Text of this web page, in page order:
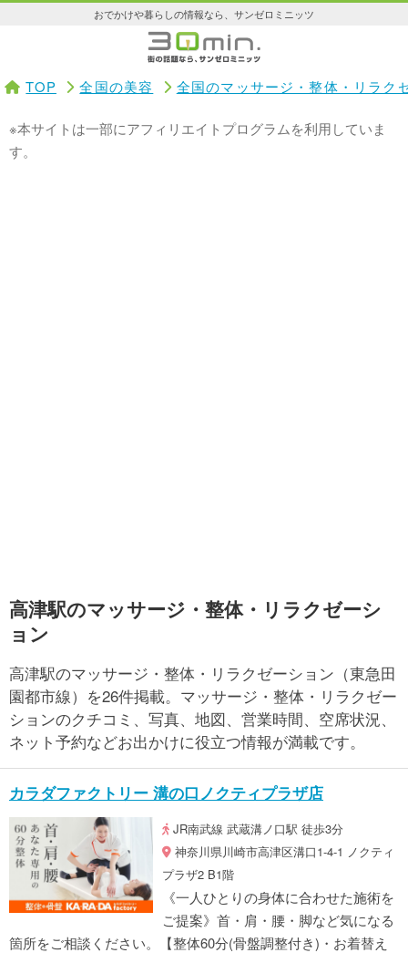
おでかけや暮らしの情報なら、サンゼロミニッツ
TOP 全国の美容 全国のマッサージ・整体・リラク
※本サイトは一部にアフィリエイトプログラムを利用していま
す。
高津駅のマッサージ・整体・リラクゼーシ
ョン
高津駅のマッサージ・整体・リラクゼーション（東急田
園都市線）を26件掲載。マッサージ・整体・リラクゼー
ションのクチコミ、写真、地図、営業時間、空席状況、
ネット予約などお出かけに役立つ情報が満載です。
カラダファクトリー 溝の口ノクティプラザ店
JR南武線 武蔵溝ノ口駅 徒歩3分
神奈川県川崎市高津区溝口1-4-1 ノクティ
プラザ2 B1階
《一人ひとりの身体に合わせた施術を
ご提案》首・肩・腰・脚など気になる
箇所をご相談ください。【整体60分(骨盤調整付き)・お着替え